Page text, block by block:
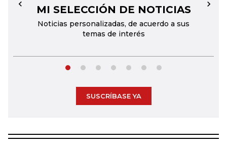
MI SELECCIÓN DE NOTICIAS
Noticias personalizadas, de acuerdo a sus
temas de interés
← →
SUSCRÍBASE YA